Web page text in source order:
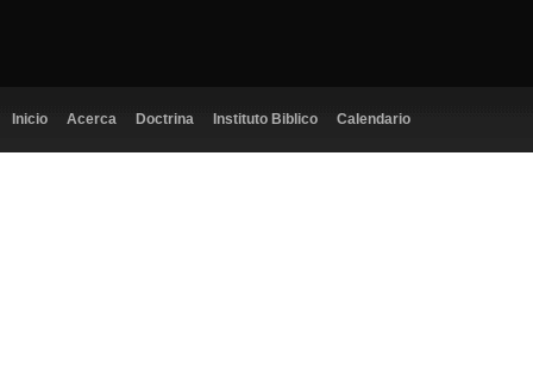
Inicio Acerca Doctrina Instituto Biblico Calendario